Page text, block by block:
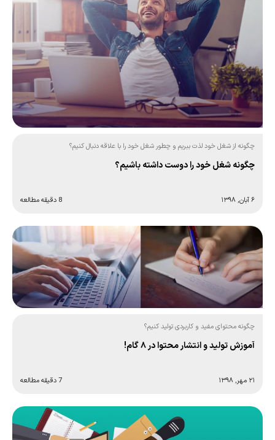
چگونه از شغل خود لذت ببریم و چطور شغل خود را با علاقه دنبال کنیم؟
چگونه شغل خود را دوست داشته باشیم؟
۶ آبان, ۱۳۹۸ 8 دقیقه مطالعه
چگونه محتوای مفید و کاربردی تولید کنیم؟
آموزش تولید و انتشار محتوا در ۸ گام!
۲۱ مهر, ۱۳۹۸ 7 دقیقه مطالعه